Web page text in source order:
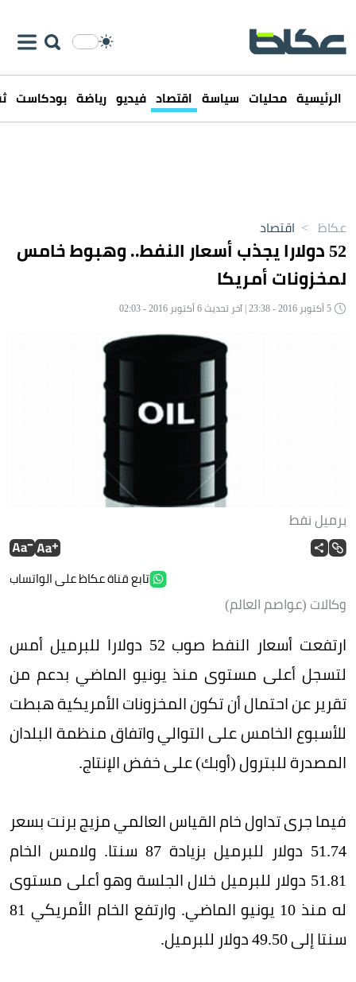
الرئيسية محليات سياسة اقتصاد فيديو رياضة بودكاست
عكاظ > اقتصاد
52 دولارا يجذب أسعار النفط.. وهبوط خامس
لمخزونات أمريكا
برميل نفط
تابع قناة عكاظ على الواتساب
وكالات (عواصم العالم)
ارتفعت أسعار النفط صوب 52 دولارا للبرميل أمس
لتسجل أعلى مستوى منذ يونيو الماضي بدعم من
تقرير عن احتمال أن تكون المخزونات الأمريكية هبطت
للأسبوع الخامس على التوالي واتفاق منظمة البلدان
المصدرة للبترول (أوبك) على خفض الإنتاج.
فيما جرى تداول خام القياس العالمي مزيج برنت بسعر
51.74 دولار للبرميل بزيادة 87 سنتا. ولامس الخام
51.81 دولار للبرميل خلال الجلسة وهو أعلى مستوى
له منذ 10 يونيو الماضي. وارتفع الخام الأمريكي 81
سنتا إلى 49.50 دولار للبرميل.